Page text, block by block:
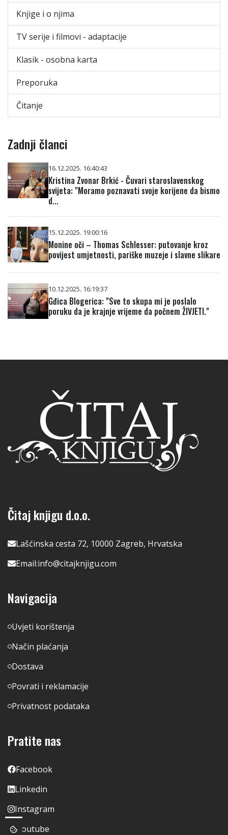
Knjige i o njima
TV serije i filmovi - adaptacije
Klasik - osobna karta
Preporuka
Čitanje
Zadnji članci
16.12.2025. 16:40:43
Kristina Zvonar Brkić - Čuvari staroslavenskog
svijeta: "Moramo poznavati svoje korijene da bismo
d...
15.12.2025. 19:00:16
Monine oči – Thomas Schlesser: putovanje kroz
povijest umjetnosti, pariške muzeje i slavne slikare
10.12.2025. 16:19:37
Gđica Blogerica: "Sve to skupa mi je poslalo
poruku da je krajnje vrijeme da počnem ŽIVJETI."
Čitaj knjigu d.o.o.
Lašćinska cesta 72, 10000 Zagreb, Hrvatska
Email:info@citajknjigu.com
Navigacija
Uvjeti korištenja
Način plaćanja
Dostava
Povrati i reklamacije
Privatnost podataka
Pratite nas
Facebook
Linkedin
Instagram
Youtube